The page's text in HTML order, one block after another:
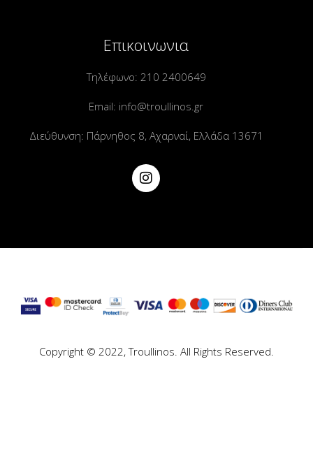
Επικοινωνια
Τηλέφωνο: 210 2400649
Email: info@troullinos.gr
Διεύθυνση: Πάρνηθος 8, Αχαρναί, Ελλάδα 13671
Copyright © 2022, Troullinos. All Rights Reserved.